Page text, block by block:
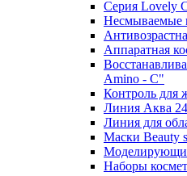
Cерия Lovely
Несмываемые
Аппаратная
Amino - C"
Контроль для
Линия Аква 24
Линия для
Маски Beauty
Наборы